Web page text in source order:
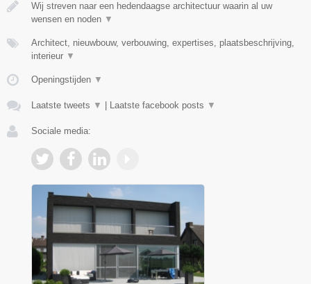
Wij streven naar een hedendaagse architectuur waarin al uw
wensen en noden ▼
Architect, nieuwbouw, verbouwing, expertises, plaatsbeschrijving,
interieur ▼
Openingstijden ▼
Laatste tweets ▼ Laatste facebook posts ▼
Sociale media: